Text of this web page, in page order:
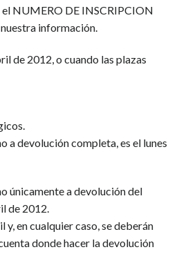
NUMERO DE INSCRIPCION
información.
de 2012, o cuando las plazas
a devolución completa, es el lunes
únicamente a devolución del
de 2012.
y, en cualquier caso, se deberán
donde hacer la devolución